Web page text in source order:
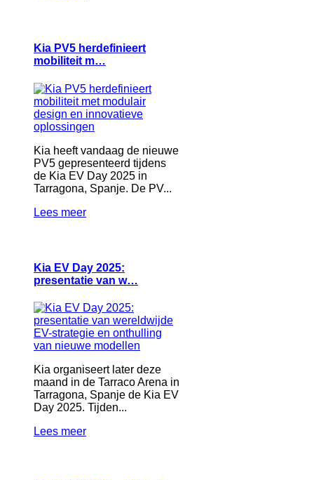
Kia PV5 herdefinieert
mobiliteit m…
Kia heeft vandaag de nieuwe
PV5 gepresenteerd tijdens
de Kia EV Day 2025 in
Tarragona, Spanje. De PV...
Lees meer
Kia EV Day 2025:
presentatie van w…
Kia organiseert later deze
maand in de Tarraco Arena in
Tarragona, Spanje de Kia EV
Day 2025. Tijden...
Lees meer